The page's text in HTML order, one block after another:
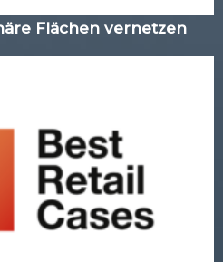
Flächen vernetzen